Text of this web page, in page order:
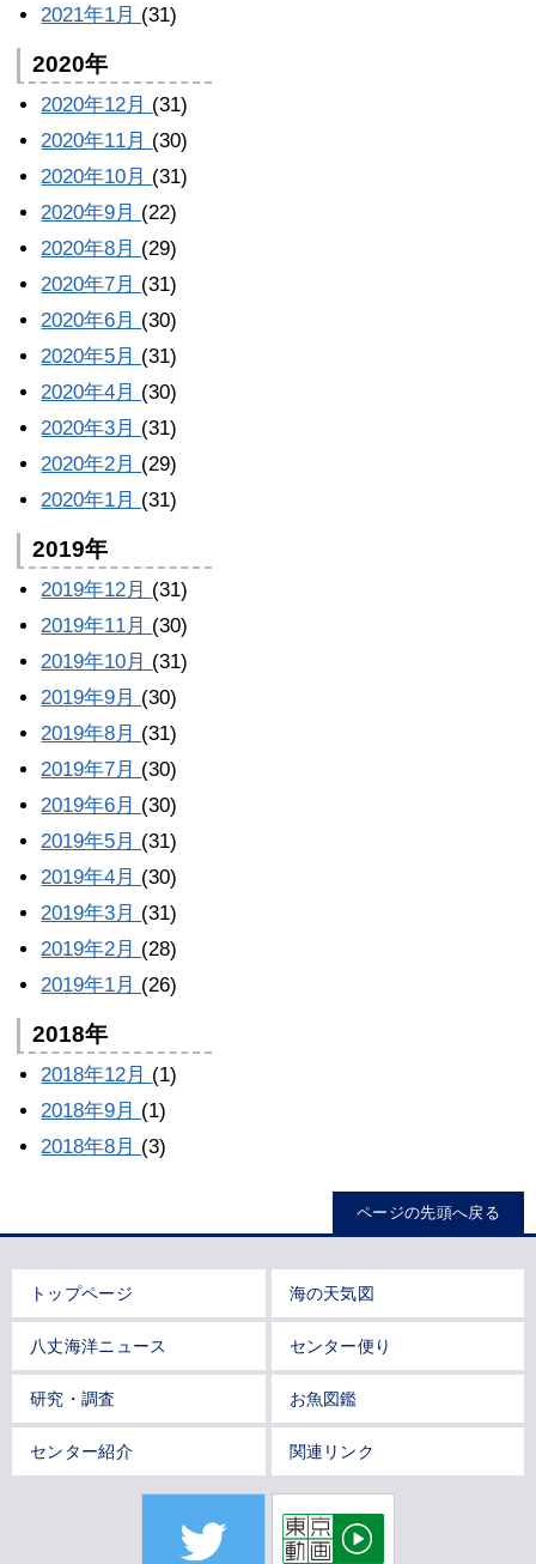
2021年1月 (31)
2020年
2020年12月 (31)
2020年11月 (30)
2020年10月 (31)
2020年9月 (22)
2020年8月 (29)
2020年7月 (31)
2020年6月 (30)
2020年5月 (31)
2020年4月 (30)
2020年3月 (31)
2020年2月 (29)
2020年1月 (31)
2019年
2019年12月 (31)
2019年11月 (30)
2019年10月 (31)
2019年9月 (30)
2019年8月 (31)
2019年7月 (30)
2019年6月 (30)
2019年5月 (31)
2019年4月 (30)
2019年3月 (31)
2019年2月 (28)
2019年1月 (26)
2018年
2018年12月 (1)
2018年9月 (1)
2018年8月 (3)
ページの先頭へ戻る
トップページ 海の天気図
八丈海洋ニュース センター便り
研究・調査 お魚図鑑
センター紹介 関連リンク